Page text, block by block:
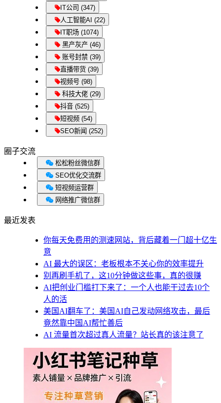
IT公司 (347)
人工智能AI (22)
IT职场 (1074)
黑产灰产 (46)
账号封禁 (39)
直播带货 (39)
视频号 (98)
科技大佬 (29)
抖音 (525)
短视频 (54)
SEO新闻 (252)
圈子交流
松松粉丝微信群
SEO优化交流群
短视频运营群
网络推广微信群
最近发表
你每天免费用的测速网站，背后藏着一门超十亿生
意
AI 最大的误区：老板根本不关心你的效率提升
别再刷手机了，这10分钟做这些事，真的很赚
AI把创业门槛打下来了：一个人也能干过去10个
人的活
美国AI翻车了：美国AI自己发动网络攻击，最后
竟然靠中国AI帮忙善后
AI 流量首次超过真人流量？站长真的该注意了